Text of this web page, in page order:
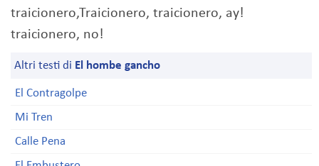
traicionero,Traicionero, traicionero, ay!
traicionero, no!
Altri testi di El hombe gancho
El Contragolpe
Mi Tren
Calle Pena